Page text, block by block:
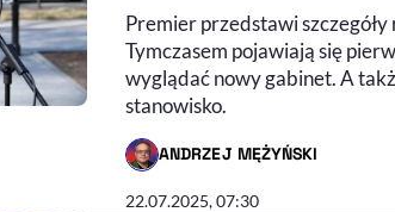
Premier przedstawi
Tymczasem pojawiają się
wyglądać nowy gabinet. A
stanowisko.
ANDRZEJ MĘŻYŃSKI
- AUTOR ARTYKUŁU - PROFIL
22.07.2025, 07:30